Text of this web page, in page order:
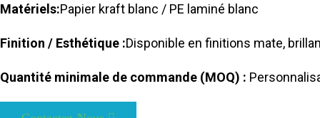
Matériels:Papier kraft blanc / PE laminé blanc
Finition / Esthétique :Disponible en finitions mate,
Quantité minimale de commande (MOQ) :